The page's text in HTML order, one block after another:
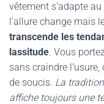
vêtement s’adapte
l’allure change mais
transcende les
lassitude. Vous
sans craindre
de soucis. La
affiche toujours une